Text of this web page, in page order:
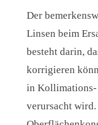
Der
Linsen beim
besteht darin,
korrigieren
in Kollimations-
verursacht